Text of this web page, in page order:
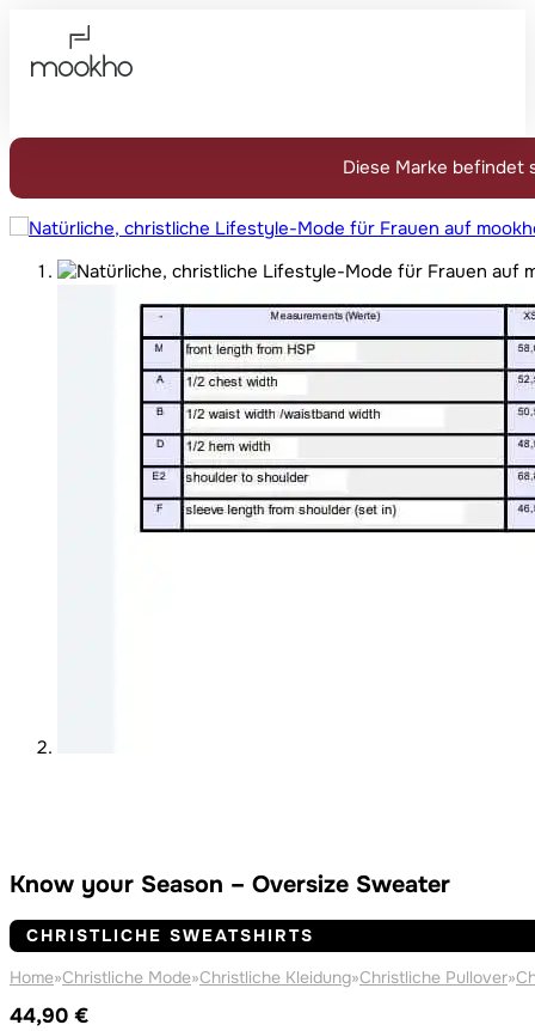
Know your Season – Oversize Sweater
CHRISTLICHE SWEATSHIRTS
Home»Christliche Mode»Christliche Kleidung»Christliche Pullover»
44,90 €